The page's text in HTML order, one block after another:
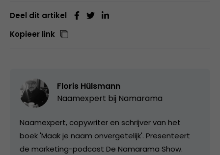
Deel dit artikel
Kopieer link
Floris Hülsmann
Naamexpert bij Namarama
Naamexpert, copywriter en schrijver van het
boek 'Maak je naam onvergetelijk'. Presenteert
de marketing-podcast De Namarama Show.